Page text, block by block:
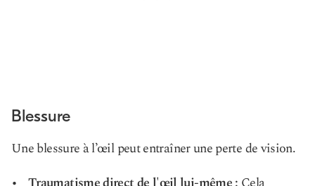
Blessure
Une blessure à l’œil peut entraîner une perte de vision.